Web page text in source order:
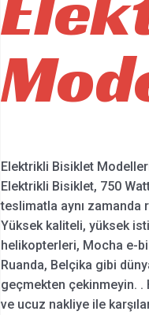
Elektrikli Bisiklet
Elektrikli Bisiklet, 750
teslimatla aynı zamanda
Yüksek kaliteli, yüksek
helikopterleri, Mocha e-
Ruanda, Belçika gibi
geçmekten çekinmeyin. .
ve ucuz nakliye ile